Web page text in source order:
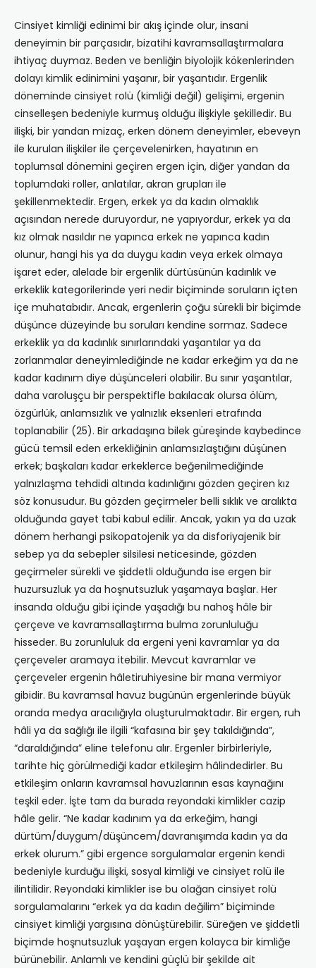
Cinsiyet kimliği edinimi bir akış içinde olur, insani
deneyimin bir parçasıdır, bizatihi kavramsallaştırmalara
ihtiyaç duymaz. Beden ve benliğin biyolojik kökenlerinden
dolayı kimlik edinimini yaşanır, bir yaşantıdır. Ergenlik
döneminde cinsiyet rolü (kimliği değil) gelişimi, ergenin
cinselleşen bedeniyle kurmuş olduğu ilişkiyle şekilledir. Bu
ilişki, bir yandan mizaç, erken dönem deneyimler, ebeveyn
ile kurulan ilişkiler ile çerçevelenirken, hayatının en
toplumsal dönemini geçiren ergen için, diğer yandan da
toplumdaki roller, anlatılar, akran grupları ile
şekillenmektedir. Ergen, erkek ya da kadın olmaklık
açısından nerede duruyordur, ne yapıyordur, erkek ya da
kız olmak nasıldır ne yapınca erkek ne yapınca kadın
olunur, hangi his ya da duygu kadın veya erkek olmaya
işaret eder, alelade bir ergenlik dürtüsünün kadınlık ve
erkeklik kategorilerinde yeri nedir biçiminde soruların içten
içe muhatabıdır. Ancak, ergenlerin çoğu sürekli bir biçimde
düşünce düzeyinde bu soruları kendine sormaz. Sadece
erkeklik ya da kadınlık sınırlarındaki yaşantılar ya da
zorlanmalar deneyimlediğinde ne kadar erkeğim ya da ne
kadar kadınım diye düşünceleri olabilir. Bu sınır yaşantılar,
daha varoluşçu bir perspektifle bakılacak olursa ölüm,
özgürlük, anlamsızlık ve yalnızlık eksenleri etrafında
toplanabilir (25). Bir arkadaşına bilek güreşinde kaybedince
gücü temsil eden erkekliğinin anlamsızlaştığını düşünen
erkek; başkaları kadar erkeklerce beğenilmediğinde
yalnızlaşma tehdidi altında kadınlığını gözden geçiren kız
söz konusudur. Bu gözden geçirmeler belli sıklık ve aralıkta
olduğunda gayet tabi kabul edilir. Ancak, yakın ya da uzak
dönem herhangi psikopatojenik ya da disforiyajenik bir
sebep ya da sebepler silsilesi neticesinde, gözden
geçirmeler sürekli ve şiddetli olduğunda ise ergen bir
huzursuzluk ya da hoşnutsuzluk yaşamaya başlar. Her
insanda olduğu gibi içinde yaşadığı bu nahoş hâle bir
çerçeve ve kavramsallaştırma bulma zorunluluğu
hisseder. Bu zorunluluk da ergeni yeni kavramlar ya da
çerçeveler aramaya itebilir. Mevcut kavramlar ve
çerçeveler ergenin hâletiruhiyesine bir mana vermiyor
gibidir. Bu kavramsal havuz bugünün ergenlerinde büyük
oranda medya aracılığıyla oluşturulmaktadır. Bir ergen, ruh
hâli ya da sağlığı ile ilgili “kafasına bir şey takıldığında”,
“daraldığında” eline telefonu alır. Ergenler birbirleriyle,
tarihte hiç görülmediği kadar etkileşim hâlindedirler. Bu
etkileşim onların kavramsal havuzlarının esas kaynağını
teşkil eder. İşte tam da burada reyondaki kimlikler cazip
hâle gelir. “Ne kadar kadınım ya da erkeğim, hangi
dürtüm/duygum/düşüncem/davranışımda kadın ya da
erkek olurum.” gibi ergence sorgulamalar ergenin kendi
bedeniyle kurduğu ilişki, sosyal kimliği ve cinsiyet rolü ile
ilintilidir. Reyondaki kimlikler ise bu olağan cinsiyet rolü
sorgulamalarını “erkek ya da kadın değilim” biçiminde
cinsiyet kimliği yargısına dönüştürebilir. Süreğen ve şiddetli
biçimde hoşnutsuzluk yaşayan ergen kolayca bir kimliğe
bürünebilir. Anlamlı ve kendini güçlü bir şekilde ait